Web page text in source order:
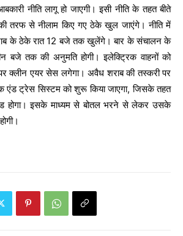
नीति लागू हो जाएगी। इसी नीति के तहत बीते
की तरफ से नीलाम किए गए ठेके खुल जाएंगे। नीति में
के ठेके रात 12 बजे तक खुलेंगे। बार के संचालन के
बजे तक की अनुमति होगी। इलेक्ट्रिक वाहनों को
क्लीन एयर सेस लगेगा। अवैध शराब की तस्करी पर
ट्रेस सिस्टम को शुरू किया जाएगा, जिसके तहत
होगा। इसके माध्यम से बोतल भरने से लेकर उसके